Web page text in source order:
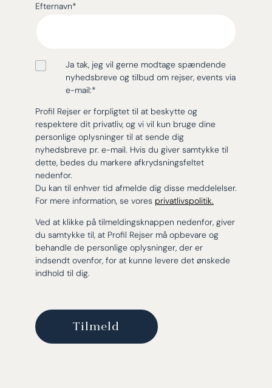
Efternavn*
Ja tak, jeg vil gerne modtage spændende
nyhedsbreve og tilbud om rejser, events via
e-mail:*
Profil Rejser er forpligtet til at beskytte og
respektere dit privatliv, og vi vil kun bruge dine
personlige oplysninger til at sende dig
nyhedsbreve pr. e-mail. Hvis du giver samtykke til
dette, bedes du markere afkrydsningsfeltet
nedenfor.
Du kan til enhver tid afmelde dig disse meddelelser.
For mere information, se vores privatlivspolitik.
Ved at klikke på tilmeldingsknappen nedenfor, giver
du samtykke til, at Profil Rejser må opbevare og
behandle de personlige oplysninger, der er
indsendt ovenfor, for at kunne levere det ønskede
indhold til dig.